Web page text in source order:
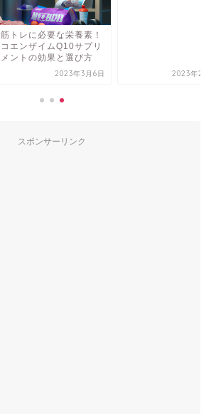
筋トレに必要な栄養素！
コエンザイムQ10サプリ
メントの効果と選び方
2023年3月6日 2023年2
スポンサーリンク